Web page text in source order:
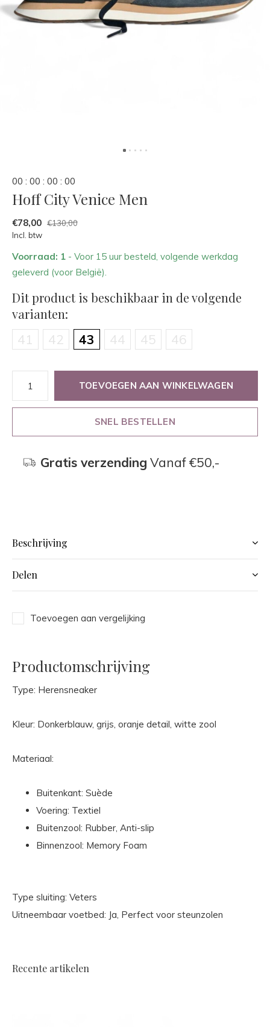
00 : 00 : 00 : 00
Hoff City Venice Men
€78,00 €130,00
Incl. btw
Voorraad: 1 - Voor 15 uur besteld, volgende werkdag
geleverd (voor België).
Dit product is beschikbaar in de volgende
varianten:
41 42 43 44 45 46
TOEVOEGEN AAN WINKELWAGEN
SNEL BESTELLEN
Gratis verzending Vanaf €50,-
Beschrijving
Delen
Toevoegen aan vergelijking
Productomschrijving
Type: Herensneaker
Kleur: Donkerblauw, grijs, oranje detail, witte zool
Materiaal:
Buitenkant: Suède
Voering: Textiel
Buitenzool: Rubber, Anti-slip
Binnenzool: Memory Foam
Type sluiting: Veters
Uitneembaar voetbed: Ja, Perfect voor steunzolen
Recente artikelen